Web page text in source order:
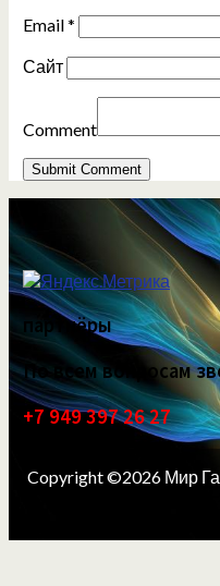
Email*
Сайт
Comment
партнёры
По всем вопросам
+7 949 397 26 27
Copyright ©2026 Мир